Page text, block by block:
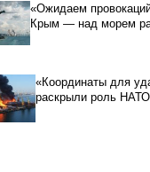
«Ожидаем
Крым — над морем
«Координаты для
раскрыли роль